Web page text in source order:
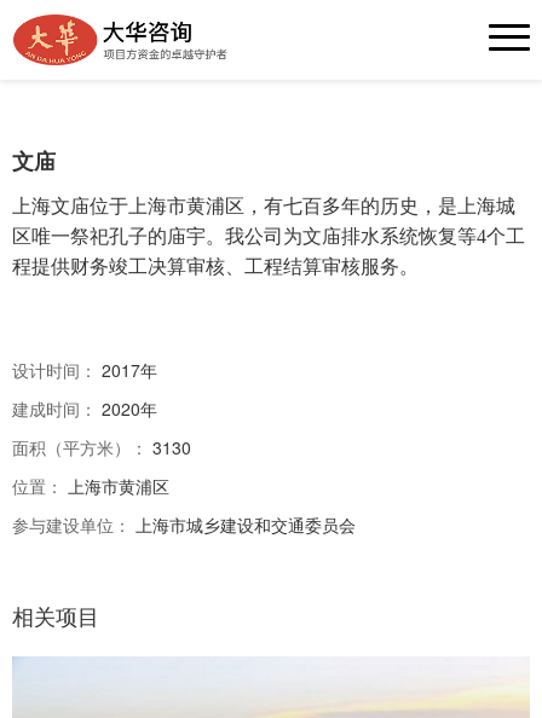
排水工程 —— 文庙排水系统
文庙
上海文庙位于上海市黄浦区 ， 有七百多年的历史 ，是上海城
区唯一祭祀孔子的庙宇。 我公司为文庙排水系统恢复等4个工
程提供财务竣工决算审核、工程结算审核服务。
设计时间： 2017年
建成时间： 2020年
面积（平方米）： 3130
位置： 上海市黄浦区
参与建设单位： 上海市城乡建设和交通委员会
相关项目